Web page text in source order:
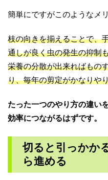
簡単にですがこのようなメ
枝の向きを揃えることで、
通しが良く虫の発生の抑制
栄養の分散が出来ればもの
り、毎年の剪定がかなりや
たった一つのやり方の違い
効率につながるはずです。
切ると引っかか
ら進める